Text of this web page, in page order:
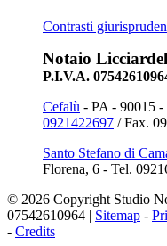
Contrasti
Notaio
P.I.V.A.
Cefalù - PA - 90015 -
0921422697 / Fax.
Santo Stefano di
Florena, 6 - Tel.
© 2026 Copyright Studio
07542610964 | Sitemap -
- Credits